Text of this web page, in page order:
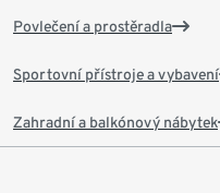
Povlečení a prostěradla
Sportovní přístroje a vybavení
Zahradní a balkónový nábytek